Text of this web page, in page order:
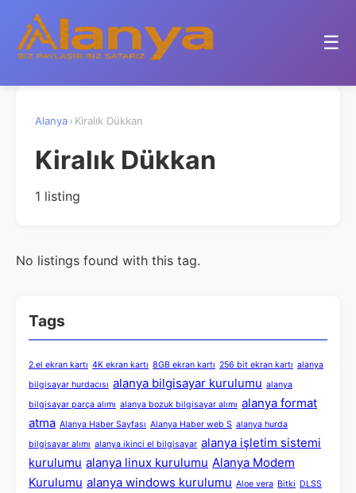
☰
Alanya› Kiralık Dükkan
Kiralık Dükkan
1 listing
No listings found with this tag.
Tags
2.el ekran kartı 4K ekran kartı 8GB ekran kartı 256 bit ekran kartı alanya
bilgisayar hurdacısı alanya bilgisayar kurulumu alanya
bilgisayar parça alımı alanya bozuk bilgisayar alımı alanya format
atma Alanya Haber Sayfası Alanya Haber web S alanya hurda
bilgisayar alımı alanya ikinci el bilgisayar alanya işletim sistemi
kurulumu alanya linux kurulumu Alanya Modem
Kurulumu alanya windows kurulumu Aloe vera Bitki DLSS